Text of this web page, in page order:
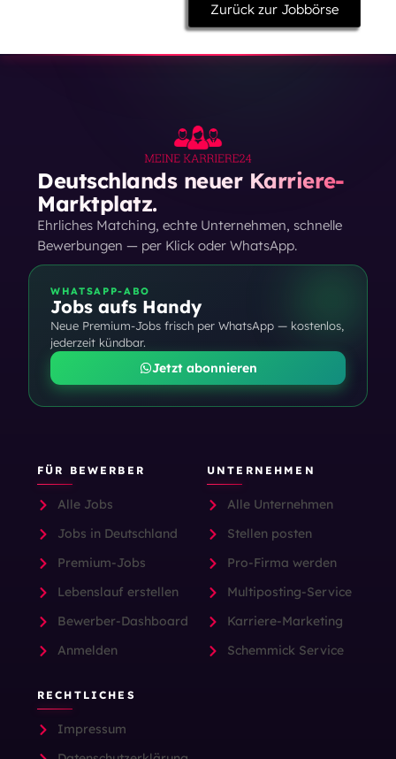
Zurück zur Jobbörse
Deutschlands neuer Karriere-
Marktplatz.
Ehrliches Matching, echte Unternehmen, schnelle
Bewerbungen — per Klick oder WhatsApp.
WHATSAPP-ABO
Jobs aufs Handy
Neue Premium-Jobs frisch per WhatsApp — kostenlos,
jederzeit kündbar.
Jetzt abonnieren
FÜR BEWERBER
Alle Jobs
Jobs in Deutschland
Premium-Jobs
Lebenslauf erstellen
Bewerber-Dashboard
Anmelden
UNTERNEHMEN
Alle Unternehmen
Stellen posten
Pro-Firma werden
Multiposting-Service
Karriere-Marketing
Schemmick Service
RECHTLICHES
Impressum